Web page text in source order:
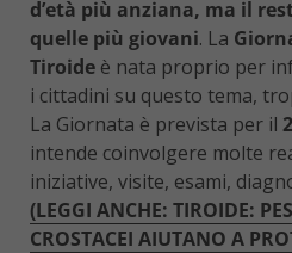
d’età più anziana, ma il
quelle più giovani. La
Tiroide è nata proprio per
i cittadini su questo tema,
La Giornata è prevista per il
intende coinvolgere molte
iniziative, visite, esami,
(LEGGI ANCHE: TIROIDE:
CROSTACEI AIUTANO A